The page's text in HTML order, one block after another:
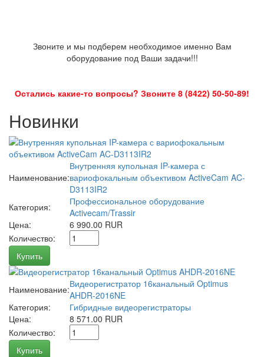
Звоните и мы подберем необходимое именно Вам
оборудование под Ваши задачи!!!
Остались какие-то вопросы? Звоните 8 (8422) 50-50-89!
Новинки
Наименование:
Внутренняя купольная IP-камера с
вариофокальным объективом ActiveCam AC-
D3113IR2
Категория:
Профессиональное оборудование
Activecam/Trassir
Цена:
6 990.00 RUR
Количество:
Купить
Наименование:Видеорегистратор 16канальный Optimus
AHDR-2016NE
Категория:
Гибридные видеорегистраторы
Цена:
8 571.00 RUR
Количество:
Купить